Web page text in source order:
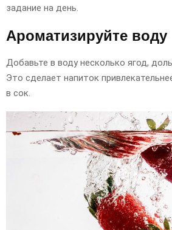
задание на день.
Ароматизируйте воду
Добавьте в воду несколько ягод,
Это сделает напиток
в сок.